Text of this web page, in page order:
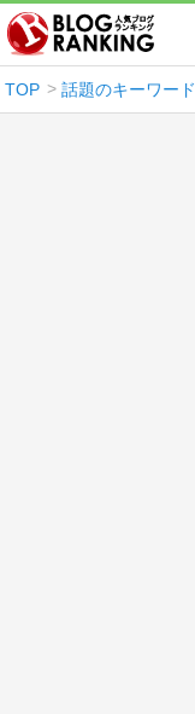
TOP 話題のキーワード